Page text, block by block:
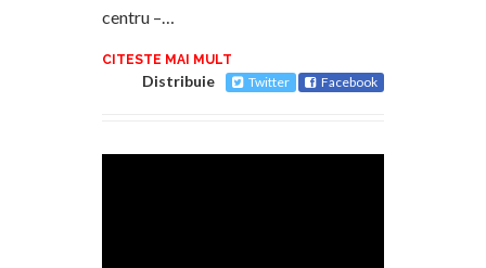
centru –…
CITESTE MAI MULT
Distribuie Twitter Facebook